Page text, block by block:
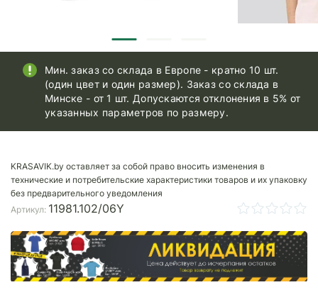
Мин. заказ со склада в Европе - кратно 10 шт.
(один цвет и один размер). Заказ со склада в
Минске - от 1 шт. Допускаются отклонения в 5% от
указанных параметров по размеру.
KRASAVIK.by оставляет за собой право вносить изменения в
технические и потребительские характеристики товаров и их упаковку
без предварительного уведомления
Артикул: 11981.102/06Y